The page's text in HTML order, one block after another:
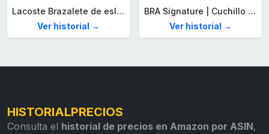
Lacoste Brazalete de eslabón para Hombre Colección STENCIL de Acero inoxidable
Ver historial →
BRA Signature | Cuchillo tomatero 120 mm, Acero Inoxidable alemán forjado con Molibdeno Vanadio, Mango Remachado ABS, Diseño Ergonómico, Hoja 1,6 mm espesor
Ver historial →
HISTORIALPRECIOS
Consulta el historial de precios en Amazon por ASIN,